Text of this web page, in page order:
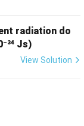
radiation do
Js)
View Solution